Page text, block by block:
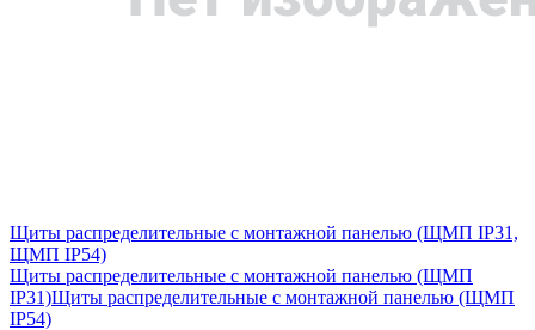
Щиты распределительные с монтажной панелью (ЩМП IP31,
ЩМП IP54)
Щиты распределительные с монтажной панелью (ЩМП
IP31)Щиты распределительные с монтажной панелью (ЩМП
IP54)